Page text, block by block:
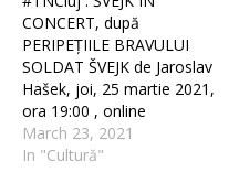
CONCERT, după
PERIPEȚIILE BRAVULUI
SOLDAT ŠVEJK de Jaroslav
Hašek, joi, 25 martie 2021,
ora 19:00 , online
March 23, 2021
In "Cultură"